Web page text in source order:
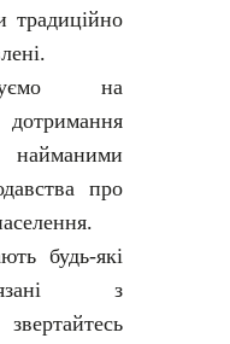
традиційно
на
про
будь-які
з